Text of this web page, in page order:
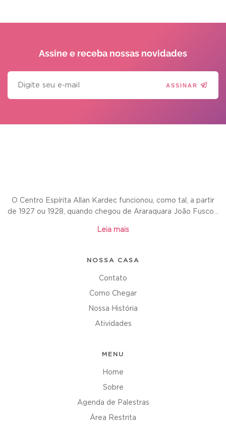
Assine e receba nossas novidades
ASSINAR
O Centro Espírita Allan Kardec funcionou, como tal, a partir
de 1927 ou 1928, quando chegou de Araraquara João Fusco...
Leia mais
NOSSA CASA
Contato
Como Chegar
Nossa História
Atividades
MENU
Home
Sobre
Agenda de Palestras
Área Restrita